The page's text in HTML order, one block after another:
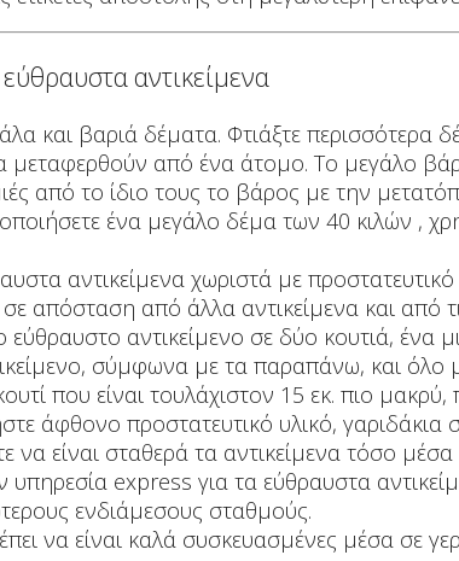
αντικείμενα
και βαριά δέματα. Φτιάξτε περισσότερα
μεταφερθούν από ένα άτομο. Το μεγάλο
από το ίδιο τους το βάρος με την
ένα μεγάλο δέμα των 40 κιλών ,
αντικείμενα χωριστά με
απόσταση από άλλα αντικείμενα και από
εύθραυστο αντικείμενο σε δύο κουτιά, ένα
σύμφωνα με τα παραπάνω, και όλο
που είναι τουλάχιστον 15 εκ. πιο
άφθονο προστατευτικό υλικό,
να είναι σταθερά τα αντικείμενα τόσο
υπηρεσία express για τα εύθραυστα
ενδιάμεσους σταθμούς.
να είναι καλά συσκευασμένες μέσα σε